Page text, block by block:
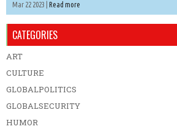
Mar 22 2023 | Read more
CATEGORIES
ART
CULTURE
GLOBALPOLITICS
GLOBALSECURITY
HUMOR